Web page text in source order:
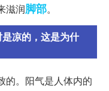
滋润脚部。
凉的，这是为什
的。阳气是人体内的